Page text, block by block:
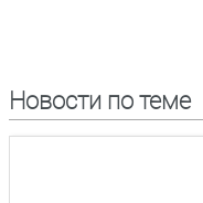
Новости по теме